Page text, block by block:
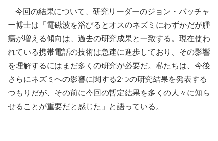
今回の結果について、研究リーダーのジョン・バッチャ
ー博士は「電磁波を浴びるとオスのネズミにわずかだが腫
瘍が増える傾向は、過去の研究成果と一致する。現在使わ
れている携帯電話の技術は急速に進歩しており、その影響
を理解するにはまだ多くの研究が必要だ。私たちは、今後
さらにネズミへの影響に関する2つの研究結果を発表する
つもりだが、その前に今回の暫定結果を多くの人々に知ら
せることが重要だと感じた」と語っている。